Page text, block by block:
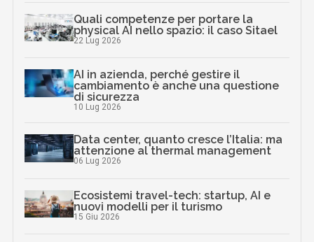
Quali competenze per portare la
physical AI nello spazio: il caso Sitael
22 Lug 2026
AI in azienda, perché gestire il
cambiamento è anche una questione
di sicurezza
10 Lug 2026
Data center, quanto cresce l’Italia: ma
attenzione al thermal management
06 Lug 2026
Ecosistemi travel-tech: startup, AI e
nuovi modelli per il turismo
15 Giu 2026